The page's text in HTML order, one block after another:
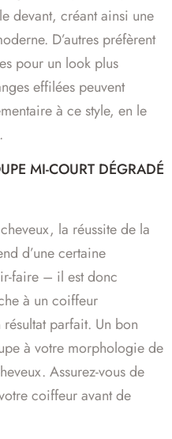
devant, créant ainsi une
D’autres préfèrent
pour un look plus
effilées peuvent
à ce style, en le
MI-COURT DÉGRADÉ
la réussite de la
d’une certaine
faire – il est donc
à un coiffeur
parfait. Un bon
à votre morphologie de
Assurez-vous de
coiffeur avant de